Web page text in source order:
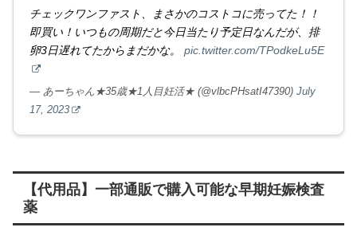
チェックワンファスト、まさかのコストコに売ってた！！
即買い！いつもの周期だと今日当たり予定日なんだが、排
卵3日遅れてたからまだかな。 pic.twitter.com/TPodkeLu5E
— あーちゃん★35歳★1人目妊活★ (@vlbcPHsatI47390) July
17, 2023
【代用品】一部通販で購入可能な早期妊娠検査
薬